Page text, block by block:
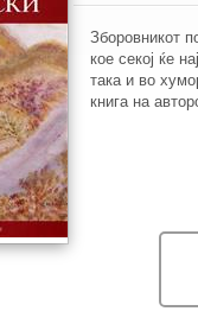
Зборовникот
кое секој ќе
така и во
книга на